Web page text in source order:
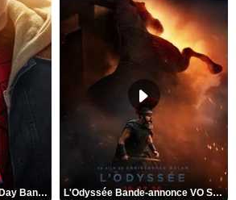
Spider-Man: Brand New Day Bande-annonce VO STFR L'Odyssée Bande-annonce VO STFR